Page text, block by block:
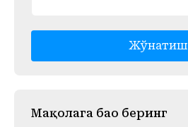
Жўнатиш
Mақолага баҳо беринг